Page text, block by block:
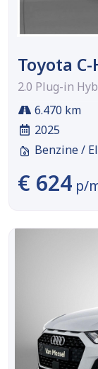
Toyota C-
2.0 Plug-in
6.470 km
2025
Benzine /
€ 624 p/